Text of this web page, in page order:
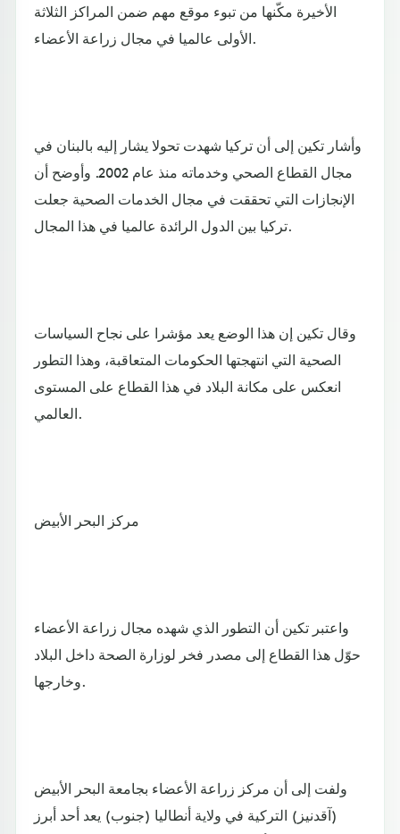
الأخيرة مكّنها من تبوء موقع مهم ضمن المراكز الثلاثة
الأولى عالميا في مجال زراعة الأعضاء.
وأشار تكين إلى أن تركيا شهدت تحولا يشار إليه بالبنان في
مجال القطاع الصحي وخدماته منذ عام 2002. وأوضح أن
الإنجازات التي تحققت في مجال الخدمات الصحية جعلت
تركيا بين الدول الرائدة عالميا في هذا المجال.
وقال تكين إن هذا الوضع يعد مؤشرا على نجاح السياسات
الصحية التي انتهجتها الحكومات المتعاقبة، وهذا التطور
انعكس على مكانة البلاد في هذا القطاع على المستوى
العالمي.
مركز البحر الأبيض
واعتبر تكين أن التطور الذي شهده مجال زراعة الأعضاء
حوّل هذا القطاع إلى مصدر فخر لوزارة الصحة داخل البلاد
وخارجها.
ولفت إلى أن مركز زراعة الأعضاء بجامعة البحر الأبيض
(آقدنيز) التركية في ولاية أنطاليا (جنوب) يعد أحد أبرز